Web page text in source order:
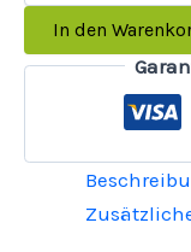
In den